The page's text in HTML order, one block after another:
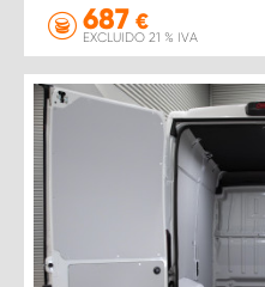
687 €
EXCLUIDO 21 % IVA